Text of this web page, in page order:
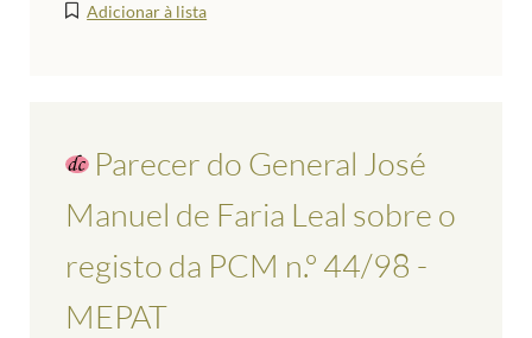
Adicionar à lista
Parecer do General José
Manuel de Faria Leal sobre o
registo da PCM n.º 44/98 -
MEPAT